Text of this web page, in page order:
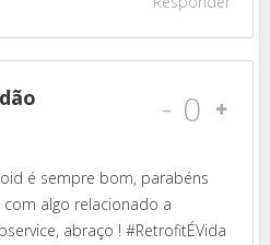
- 0
é sempre bom, parabéns
algo relacionado a
abraço ! #RetrofitÉVida